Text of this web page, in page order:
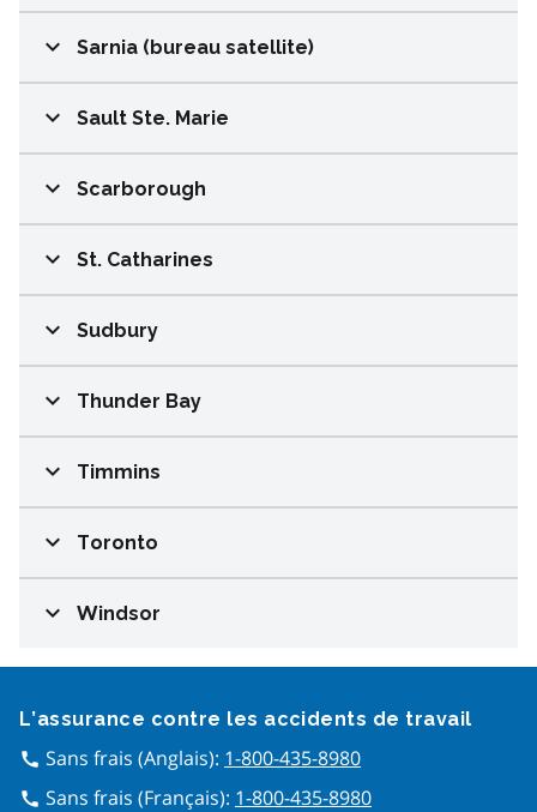
expand_more Sarnia (bureau satellite)
expand_more Sault Ste. Marie
expand_more Scarborough
expand_more St. Catharines
expand_more Sudbury
expand_more Thunder Bay
expand_more Timmins
expand_more Toronto
expand_more Windsor
L’assurance contre les accidents de travail
call Sans frais (Anglais): 1-800-435-8980
call Sans frais (Français): 1-800-435-8980